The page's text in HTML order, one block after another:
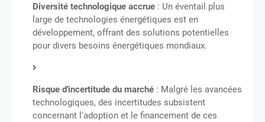
Diversité technologique accrue : Un éventail plus
large de technologies énergétiques est en
développement, offrant des solutions potentielles
pour divers besoins énergétiques mondiaux.
Risque d'incertitude du marché : Malgré les avancées
technologiques, des incertitudes subsistent
concernant l'adoption et le financement de ces